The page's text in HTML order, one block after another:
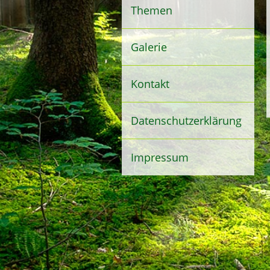
Themen
Galerie
Kontakt
Datenschutzerklärung
Impressum